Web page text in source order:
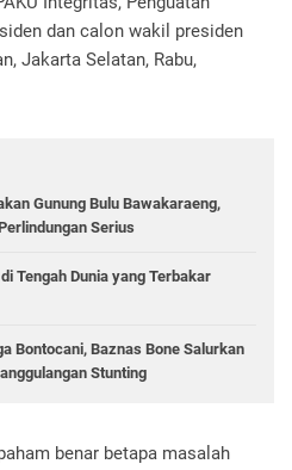
dan calon wakil presiden
Jakarta Selatan, Rabu,
Gunung Bulu Bawakaraeng,
Serius
Tengah Dunia yang Terbakar
Bontocani, Baznas Bone Salurkan
Stunting
benar betapa masalah